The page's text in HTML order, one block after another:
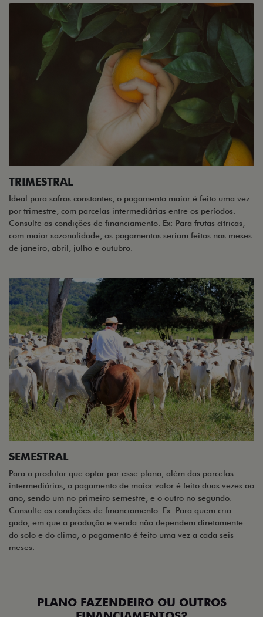
TRIMESTRAL
Ideal para safras constantes, o pagamento maior é feito uma vez
por trimestre, com parcelas intermediárias entre os períodos.
Consulte as condições de financiamento. Ex: Para frutas cítricas,
com maior sazonalidade, os pagamentos seriam feitos nos meses
de janeiro, abril, julho e outubro.
SEMESTRAL
Para o produtor que optar por esse plano, além das parcelas
intermediárias, o pagamento de maior valor é feito duas vezes ao
ano, sendo um no primeiro semestre, e o outro no segundo.
Consulte as condições de financiamento. Ex: Para quem cria
gado, em que a produção e venda não dependem diretamente
do solo e do clima, o pagamento é feito uma vez a cada seis
meses.
PLANO FAZENDEIRO OU OUTROS